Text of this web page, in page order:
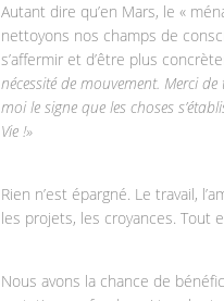
Autant dire qu’en Mars, le «
nettoyons nos champs de
s’affermir et d’être plus
nécessité de mouvement. Merci
moi le signe que les choses
Vie !»
Rien n’est épargné. Le travail,
les projets, les croyances. Tout
Nous avons la chance de